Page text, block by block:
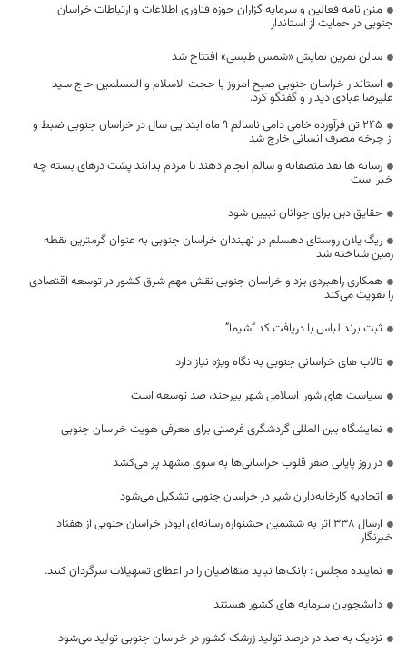
متن نامه فعالین و سرمایه گزاران حوزه فناوری اطلاعات و ارتباطات خراسان
جنوبی در حمایت از استاندار
سالن تمرین نمایش «شمس طبسی» افتتاح شد
استاندار خراسان جنوبی صبح امروز با حجت الاسلام و المسلمین حاج سید
علیرضا عبادی دیدار و گفتگو کرد.
۲۴۵ تن فرآورده خامی دامی ناسالم ۹ ماه ابتدایی سال در خراسان جنوبی ضبط و
از چرخه مصرف انسانی خارج شد
رسانه ها نقد منصفانه و سالم انجام دهند تا مردم بدانند پشت درهای بسته چه
خبر است
حقایق دین برای جوانان تبیین شود
ریگ یلان روستای دهسلم در نهبندان خراسان جنوبی به عنوان گرمترین نقطه
زمین شناخته شد
همکاری راهبردی یزد و خراسان جنوبی نقش مهم شرق کشور در توسعه اقتصادی
را تقویت می‌کند
ثبت برند لباس با دریافت کد “شیما”
تالاب های خراسانی جنوبی به نگاه ویژه نیاز دارد
سیاست های شورا اسلامی شهر بیرجند، ضد توسعه است
نمایشگاه بین المللی گردشگری فرصتی برای معرفی هویت خراسان جنوبی
در روز پایانی صفر قلوب خراسانی‌ها به سوی مشهد پر می‌کشد
اتحادیه کارخانه‌داران شیر در خراسان جنوبی تشکیل می‌شود
ارسال ۳۳۸ اثر به ششمین جشنواره رسانه‌ای ابوذر خراسان جنوبی از هفتاد
خبرنگار
نماینده مجلس : بانک‌ها نباید متقاضیان را در اعطای تسهیلات سرگردان کنند.
دانشجویان سرمایه های کشور هستند
نزدیک به صد در درصد تولید زرشک کشور در خراسان جنوبی تولید می‌شود